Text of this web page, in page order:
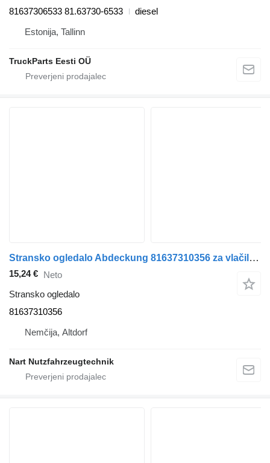
81637306533 81.63730-6533
diesel
Estonija, Tallinn
TruckParts Eesti OÜ
Stransko ogledalo Abdeckung 81637310356 za vlačilec MAN TGX
15,24 € Neto
Stransko ogledalo
81637310356
Nemčija, Altdorf
Nart Nutzfahrzeugtechnik